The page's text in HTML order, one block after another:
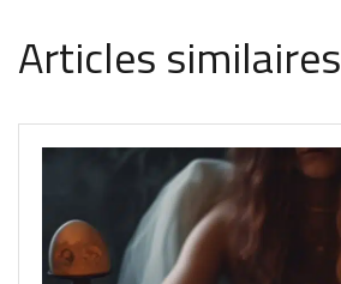
Articles similaires